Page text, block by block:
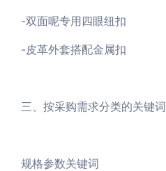
-双面呢专用四眼纽扣
-皮革外套搭配金属扣
三、按采购需求分类的关键词
规格参数关键词